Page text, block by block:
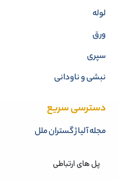
لوله
ورق
سپری
نبشی و ناودانی
دسترسی سریع
مجله آلیاژ گستران ملل
پل های ارتباطی